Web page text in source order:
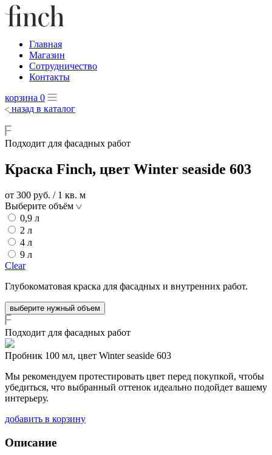
Главная
Магазин
Сотрудничество
Контакты
корзина 0
назад в каталог
Подходит для фасадных работ
Краска Finch, цвет Winter seaside 603
от 300 руб. / 1 кв. м
Выберите объём
0,9 л
2 л
4 л
9 л
Clear
Глубокоматовая краска для фасадных и внутренних работ.
выберите нужный объем
Подходит для фасадных работ
Пробник 100 мл, цвет Winter seaside 603
Мы рекомендуем протестировать цвет перед покупкой, чтобы
убедиться, что выбранный оттенок идеально подойдет вашему
интерьеру.
добавить в корзину
Описание